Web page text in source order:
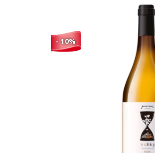
- 10%